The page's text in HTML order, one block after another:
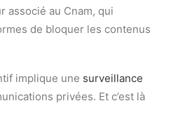
associé au Cnam, qui
de bloquer les contenus
implique une surveillance
privées. Et c’est là